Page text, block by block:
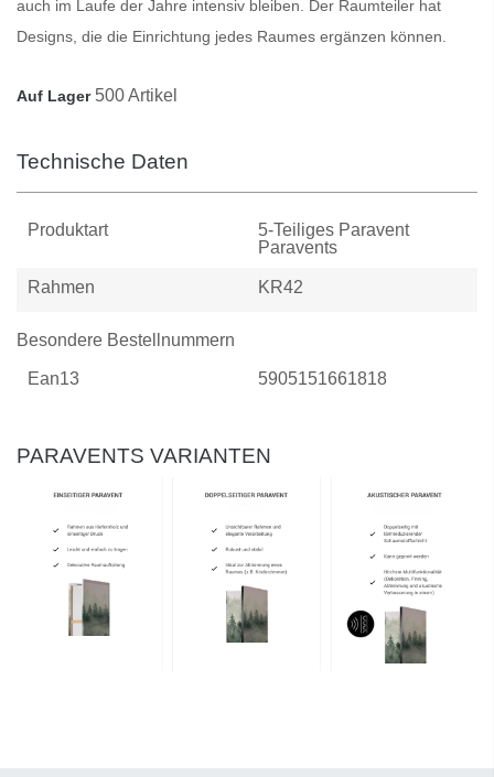
auch im Laufe der Jahre intensiv bleiben. Der Raumteiler hat
Designs, die die Einrichtung jedes Raumes ergänzen können.
Auf Lager 500 Artikel
Technische Daten
Produktart
5-Teiliges Paravent
Paravents
Rahmen KR42
Besondere Bestellnummern
Ean13 5905151661818
PARAVENTS VARIANTEN